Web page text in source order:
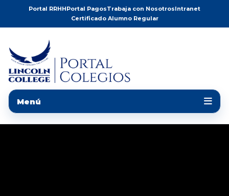
Portal RRHHPortal PagosTrabaja con NosotrosIntranet
Certificado Alumno Regular
Menú